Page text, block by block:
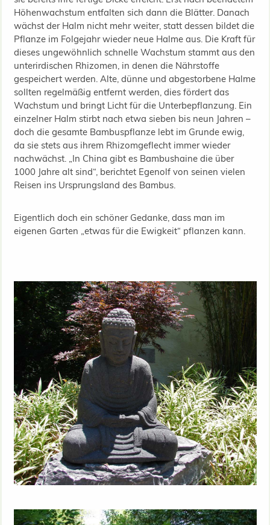
Höhenwachstum entfalten sich dann die Blätter. Danach
wächst der Halm nicht mehr weiter, statt dessen bildet die
Pflanze im Folgejahr wieder neue Halme aus. Die Kraft für
dieses ungewöhnlich schnelle Wachstum stammt aus den
unterirdischen Rhizomen, in denen die Nährstoffe
gespeichert werden. Alte, dünne und abgestorbene Halme
sollten regelmäßig entfernt werden, dies fördert das
Wachstum und bringt Licht für die Unterbepflanzung. Ein
einzelner Halm stirbt nach etwa sieben bis neun Jahren –
doch die gesamte Bambuspflanze lebt im Grunde ewig,
da sie stets aus ihrem Rhizomgeflecht immer wieder
nachwächst. „In China gibt es Bambushaine die über
1000 Jahre alt sind“, berichtet Egenolf von seinen vielen
Reisen ins Ursprungsland des Bambus.
Eigentlich doch ein schöner Gedanke, dass man im
eigenen Garten „etwas für die Ewigkeit“ pflanzen kann.